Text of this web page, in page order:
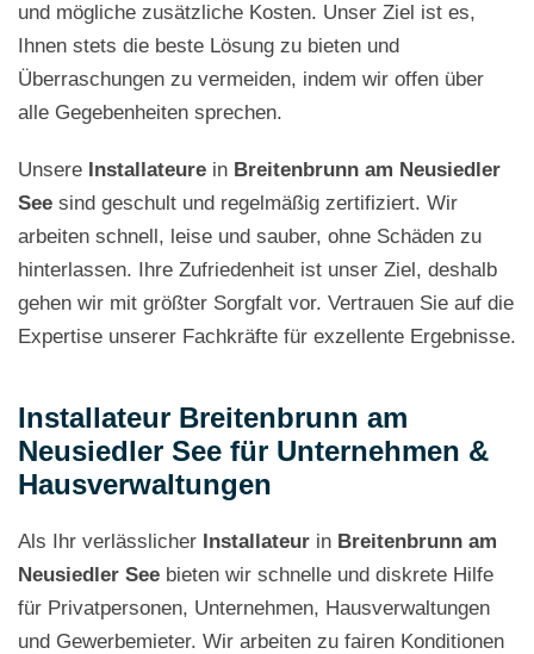
und mögliche zusätzliche Kosten. Unser Ziel ist es,
Ihnen stets die beste Lösung zu bieten und
Überraschungen zu vermeiden, indem wir offen über
alle Gegebenheiten sprechen.
Unsere Installateure in Breitenbrunn am Neusiedler
See sind geschult und regelmäßig zertifiziert. Wir
arbeiten schnell, leise und sauber, ohne Schäden zu
hinterlassen. Ihre Zufriedenheit ist unser Ziel, deshalb
gehen wir mit größter Sorgfalt vor. Vertrauen Sie auf die
Expertise unserer Fachkräfte für exzellente Ergebnisse.
Installateur Breitenbrunn am
Neusiedler See für Unternehmen &
Hausverwaltungen
Als Ihr verlässlicher Installateur in Breitenbrunn am
Neusiedler See bieten wir schnelle und diskrete Hilfe
für Privatpersonen, Unternehmen, Hausverwaltungen
und Gewerbemieter. Wir arbeiten zu fairen Konditionen